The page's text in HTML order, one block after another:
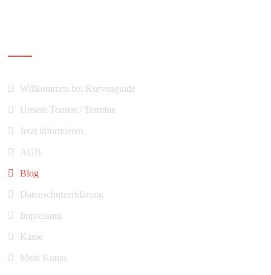
Willkommen bei Kurvenguide
Unsere Touren / Termine
Jetzt informieren
AGB
Blog
Datenschutzerklärung
Impressum
Kasse
Mein Konto